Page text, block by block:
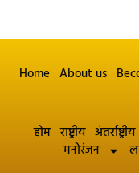
Home About us
होम राष्ट्रीय अंतर्राष्ट्रीय
मनोरंजन